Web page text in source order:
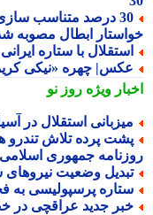
ابطال مصوبه شدند
با ستاره ایرانی
چهره «نیکی کریمی» در 20 سالگی در
ویژهروز نو
استقلال در آسیا
پرده تلاش تندرو ها
جمهوری اسلامی
وضعیت نیروهای
پرسپولیسی به
جدید عراقچی در